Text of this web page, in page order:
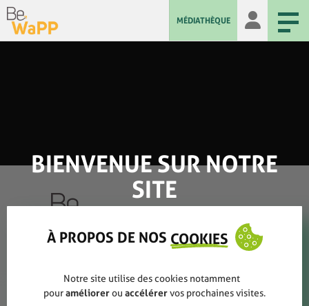
MÉDIATHÈQUE
Rapports annuels
BIENVENUE SUR NOTRE
SITE
À PROPOS DE NOS COOKIES
Notre site utilise des cookies notamment
pouraméliorerou accélérervos prochaines visites.